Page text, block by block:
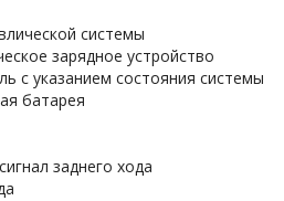
системы
зарядное устройство
с указанием состояния системы
батарея
заднего хода